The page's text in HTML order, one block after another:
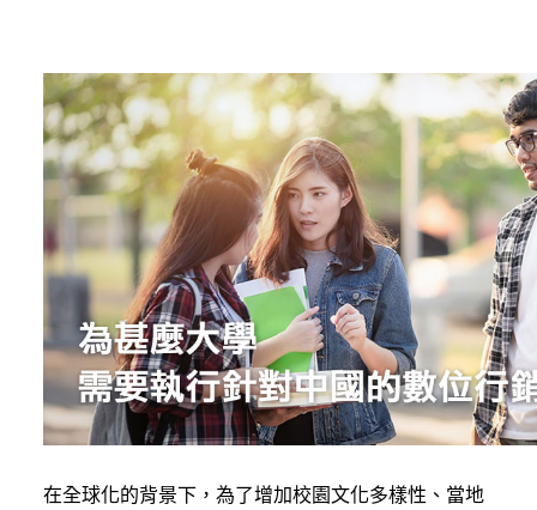
在全球化的背景下，為了增加校園文化多樣性、當地